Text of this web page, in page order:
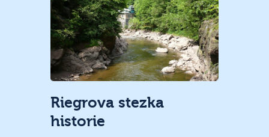
Riegrova stezka
historie